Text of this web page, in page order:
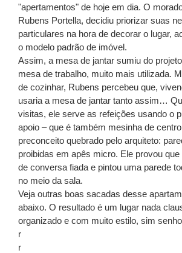
"apertamentos" de hoje em dia. O
Rubens Portella, decidiu priorizar suas
particulares na hora de decorar o lugar,
o modelo padrão de imóvel.
Assim, a mesa de jantar sumiu do
mesa de trabalho, muito mais utilizada.
de cozinhar, Rubens percebeu que,
usaria a mesa de jantar tanto assim…
visitas, ele serve as refeições usando o
apoio – que é também mesinha de
preconceito quebrado pelo arquiteto:
proibidas em apês micro. Ele provou
de conversa fiada e pintou uma parede
no meio da sala.
Veja outras boas sacadas desse
abaixo. O resultado é um lugar nada
organizado e com muito estilo, sim
r
r